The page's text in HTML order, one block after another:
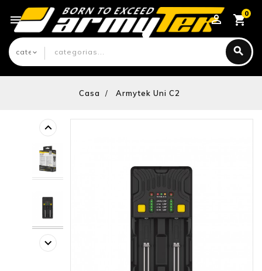
0

Casa Armytek Uni C2
keyboard_arrow_left
keyboard_arrow_right